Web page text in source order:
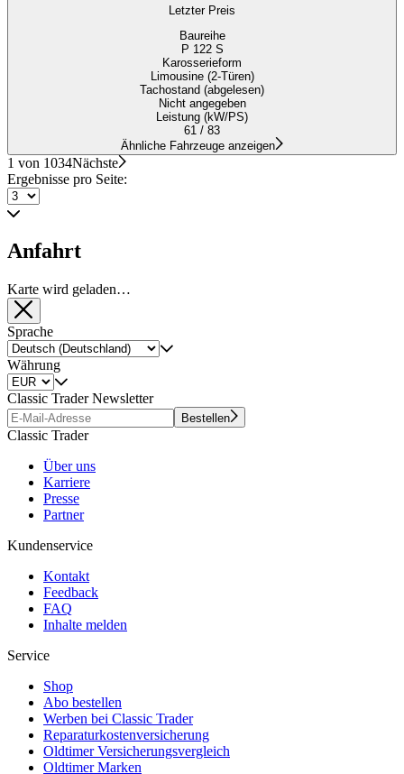
Letzter Preis
Baureihe
P 122 S
Karosserieform
Limousine (2-Türen)
Tachostand (abgelesen)
Nicht angegeben
Leistung (kW/PS)
61 / 83
Ähnliche Fahrzeuge anzeigen
1 von 1034Nächste
Ergebnisse pro Seite:
Anfahrt
Karte wird geladen…
Sprache
Währung
Classic Trader Newsletter
Bestellen
Classic Trader
Über uns
Karriere
Presse
Partner
Kundenservice
Kontakt
Feedback
FAQ
Inhalte melden
Service
Shop
Abo bestellen
Werben bei Classic Trader
Reparaturkostenversicherung
Oldtimer Versicherungsvergleich
Oldtimer Marken